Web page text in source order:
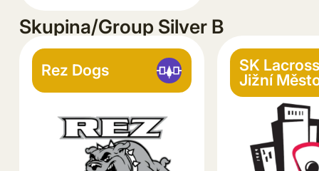
Skupina/Group Silver B
Rez Dogs
SK
Jižní